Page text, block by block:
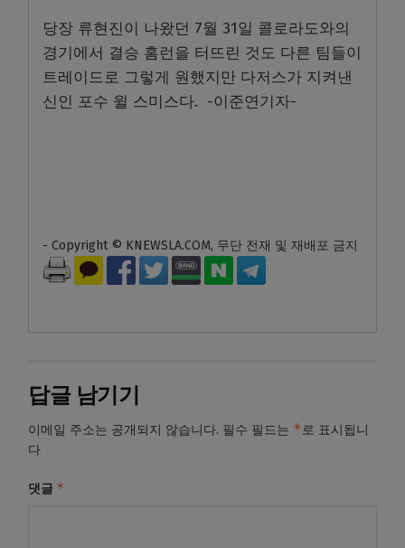
당장 류현진이 나왔던 7월 31일 콜로라도와의
경기에서 결승 홈런을 터뜨린 것도 다른 팀들이
트레이드로 그렇게 원했지만 다저스가 지켜낸
신인 포수 윌 스미스다. -이준연기자-
- Copyright © KNEWSLA.COM, 무단 전재 및 재배포 금지
답글 남기기
이메일 주소는 공개되지 않습니다. 필수 필드는 *로 표시됩니
다
댓글 *